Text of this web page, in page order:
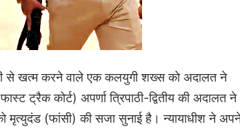
से खत्म करने वाले एक कलयुगी शख्स को अदालत ने
ट्रैक कोर्ट) अपर्णा त्रिपाठी-द्वितीय की अदालत ने
को मृत्युदंड (फांसी) की सजा सुनाई है। न्यायाधीश ने